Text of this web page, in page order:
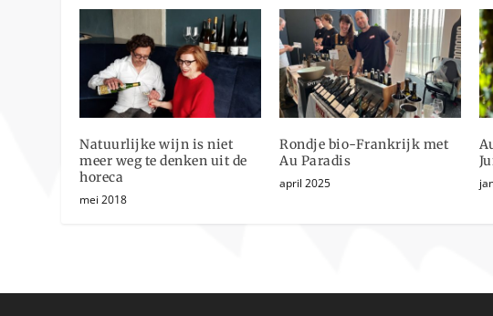
Natuurlijke wijn is niet
meer weg te denken uit de
horeca
mei 2018
Rondje bio-Frankrijk met
Au Paradis
april 2025